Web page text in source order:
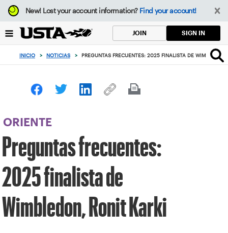
Enfoque
desde
botón
volver
principio
New!Lost your account information? Find your account!
JOIN SIGN IN
INICIO > NOTICIAS > PREGUNTAS FRECUENTES: 2025 FINALISTA DE
ORIENTE
Preguntas frecuentes:
2025 finalista de
Wimbledon, Ronit Karki